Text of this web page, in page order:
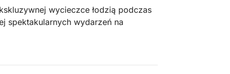
wycieczce łodzią podczas
spektakularnych wydarzeń na
wybrzeża, a następnie zakotwiczysz